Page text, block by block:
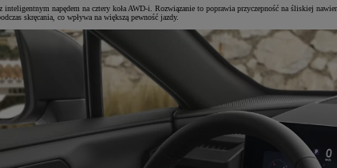
napędem na cztery koła AWD-i. Rozwiązanie to poprawia przyczepność na śliskiej
skręcania, co wpływa na większą pewność jazdy.